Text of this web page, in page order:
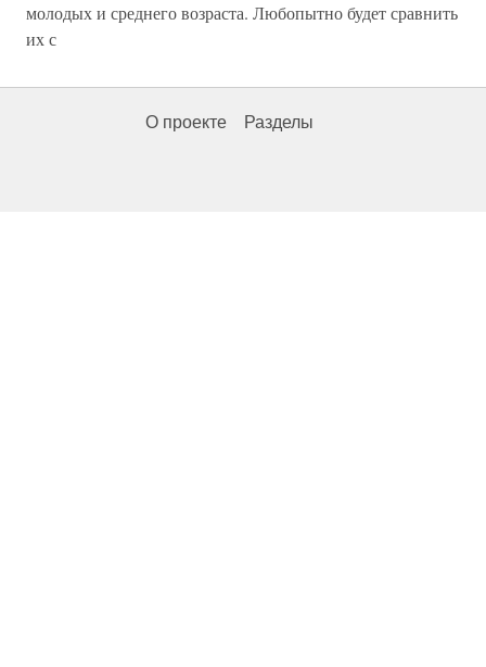
молодых и среднего возраста. Любопытно будет сравнить
их с
О проекте Разделы